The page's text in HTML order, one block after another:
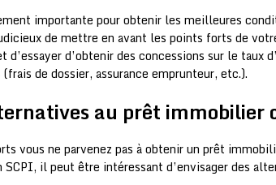
importante pour obtenir les meilleures
de mettre en avant les points forts de
d’essayer d’obtenir des concessions sur le taux
de dossier, assurance emprunteur, etc.).
au prêt immobilier
vous ne parvenez pas à obtenir un prêt
il peut être intéressant d’envisager des